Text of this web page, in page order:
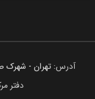
آدرس: تهران - شهرک
دفتر